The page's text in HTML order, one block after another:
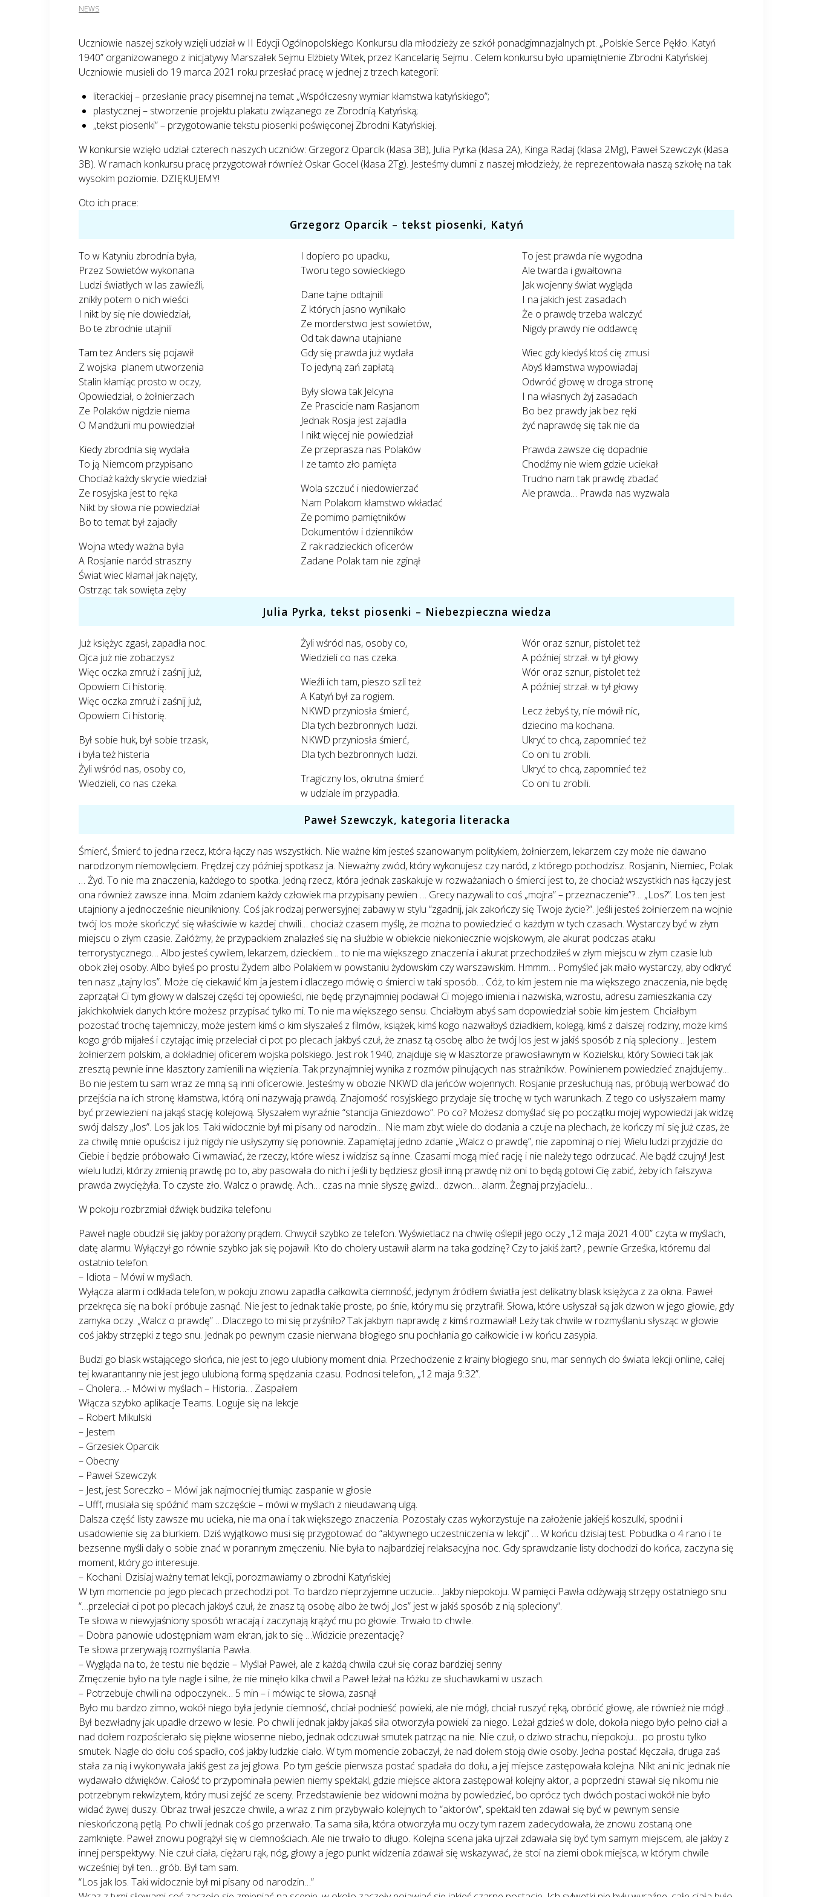
NEWS
Uczniowie naszej szkoły wzięli udział w II Edycji Ogólnopolskiego Konkursu dla młodzieży ze szkół ponadgimnazjalnych pt. „Polskie Serce Pękło. Katyń
1940” organizowanego z inicjatywy Marszałek Sejmu Elżbiety Witek, przez Kancelarię Sejmu . Celem konkursu było upamiętnienie Zbrodni Katyńskiej.
Uczniowie musieli do 19 marca 2021 roku przesłać pracę w jednej z trzech kategorii:
literackiej – przesłanie pracy pisemnej na temat „Współczesny wymiar kłamstwa katyńskiego”;
plastycznej – stworzenie projektu plakatu związanego ze Zbrodnią Katyńską;
„tekst piosenki” – przygotowanie tekstu piosenki poświęconej Zbrodni Katyńskiej.
W konkursie wzięło udział czterech naszych uczniów: Grzegorz Oparcik (klasa 3B), Julia Pyrka (klasa 2A), Kinga Radaj (klasa 2Mg), Paweł Szewczyk (klasa
3B). W ramach konkursu pracę przygotował również Oskar Gocel (klasa 2Tg). Jesteśmy dumni z naszej młodzieży, że reprezentowała naszą szkołę na tak
wysokim poziomie. DZIĘKUJEMY!
Oto ich prace:
Grzegorz Oparcik – tekst piosenki, Katyń
To w Katyniu zbrodnia była,
Przez Sowietów wykonana
Ludzi światłych w las zawieźli,
znikły potem o nich wieści
I nikt by się nie dowiedział,
Bo te zbrodnie utajnili
Tam tez Anders się pojawił
Z wojska planem utworzenia
Stalin kłamiąc prosto w oczy,
Opowiedział, o żołnierzach
Ze Polaków nigdzie niema
O Mandżurii mu powiedział
Kiedy zbrodnia się wydała
To ją Niemcom przypisano
Chociaż każdy skrycie wiedział
Ze rosyjska jest to ręka
Nikt by słowa nie powiedział
Bo to temat był zajadły
Wojna wtedy ważna była
A Rosjanie naród straszny
Świat wiec kłamał jak najęty,
Ostrząc tak sowięta zęby
I dopiero po upadku,
Tworu tego sowieckiego
Dane tajne odtajnili
Z których jasno wynikało
Ze morderstwo jest sowietów,
Od tak dawna utajniane
Gdy się prawda już wydała
To jedyną zań zapłatą
Były słowa tak Jelcyna
Ze Prascicie nam Rasjanom
Jednak Rosja jest zajadła
I nikt więcej nie powiedział
Ze przeprasza nas Polaków
I ze tamto zło pamięta
Wola szczuć i niedowierzać
Nam Polakom kłamstwo wkładać
Ze pomimo pamiętników
Dokumentów i dzienników
Z rak radzieckich oficerów
Zadane Polak tam nie zginął
To jest prawda nie wygodna
Ale twarda i gwałtowna
Jak wojenny świat wygląda
I na jakich jest zasadach
Że o prawdę trzeba walczyć
Nigdy prawdy nie oddawcę
Wiec gdy kiedyś ktoś cię zmusi
Abyś kłamstwa wypowiadaj
Odwróć głowę w droga stronę
I na własnych żyj zasadach
Bo bez prawdy jak bez ręki
żyć naprawdę się tak nie da
Prawda zawsze cię dopadnie
Chodźmy nie wiem gdzie uciekał
Trudno nam tak prawdę zbadać
Ale prawda… Prawda nas wyzwala
Julia Pyrka, tekst piosenki – Niebezpieczna wiedza
Już księżyc zgasł, zapadła noc.
Ojca już nie zobaczysz
Więc oczka zmruż i zaśnij już,
Opowiem Ci historię.
Więc oczka zmruż i zaśnij już,
Opowiem Ci historię.
Był sobie huk, był sobie trzask,
i była też histeria
Żyli wśród nas, osoby co,
Wiedzieli, co nas czeka.
Żyli wśród nas, osoby co,
Wiedzieli co nas czeka.
Wieźli ich tam, pieszo szli też
A Katyń był za rogiem.
NKWD przyniosła śmierć,
Dla tych bezbronnych ludzi.
NKWD przyniosła śmierć,
Dla tych bezbronnych ludzi.
Tragiczny los, okrutna śmierć
w udziale im przypadła.
Wór oraz sznur, pistolet też
A później strzał. w tył głowy
Wór oraz sznur, pistolet też
A później strzał. w tył głowy
Lecz żebyś ty, nie mówił nic,
dziecino ma kochana.
Ukryć to chcą, zapomnieć też
Co oni tu zrobili.
Ukryć to chcą, zapomnieć też
Co oni tu zrobili.
Paweł Szewczyk, kategoria literacka
Śmierć, Śmierć to jedna rzecz, która łączy nas wszystkich. Nie ważne kim jesteś szanowanym politykiem, żołnierzem, lekarzem czy może nie dawano
narodzonym niemowlęciem. Prędzej czy później spotkasz ja. Nieważny zwód, który wykonujesz czy naród, z którego pochodzisz. Rosjanin, Niemiec, Polak
… Żyd. To nie ma znaczenia, każdego to spotka. Jedną rzecz, która jednak zaskakuje w rozważaniach o śmierci jest to, że chociaż wszystkich nas łączy jest
ona również zawsze inna. Moim zdaniem każdy człowiek ma przypisany pewien … Grecy nazywali to coś „mojra” – przeznaczenie”?… „Los?”. Los ten jest
utajniony a jednocześnie nieunikniony. Coś jak rodzaj perwersyjnej zabawy w stylu “zgadnij, jak zakończy się Twoje życie?”. Jeśli jesteś żołnierzem na wojnie
twój los może skończyć się właściwie w każdej chwili… chociaż czasem myślę, że można to powiedzieć o każdym w tych czasach. Wystarczy być w złym
miejscu o złym czasie. Załóżmy, że przypadkiem znalazłeś się na służbie w obiekcie niekoniecznie wojskowym, ale akurat podczas ataku
terrorystycznego… Albo jesteś cywilem, lekarzem, dzieckiem… to nie ma większego znaczenia i akurat przechodziłeś w złym miejscu w złym czasie lub
obok złej osoby. Albo byłeś po prostu Żydem albo Polakiem w powstaniu żydowskim czy warszawskim. Hmmm… Pomyśleć jak mało wystarczy, aby odkryć
ten nasz „tajny los”. Może cię ciekawić kim ja jestem i dlaczego mówię o śmierci w taki sposób… Cóż, to kim jestem nie ma większego znaczenia, nie będę
zaprzątał Ci tym głowy w dalszej części tej opowieści, nie będę przynajmniej podawał Ci mojego imienia i nazwiska, wzrostu, adresu zamieszkania czy
jakichkolwiek danych które możesz przypisać tylko mi. To nie ma większego sensu. Chciałbym abyś sam dopowiedział sobie kim jestem. Chciałbym
pozostać trochę tajemniczy, może jestem kimś o kim słyszałeś z filmów, książek, kimś kogo nazwałbyś dziadkiem, kolegą, kimś z dalszej rodziny, może kimś
kogo grób mijałeś i czytając imię przeleciał ci pot po plecach jakbyś czuł, że znasz tą osobę albo że twój los jest w jakiś sposób z nią spleciony… Jestem
żołnierzem polskim, a dokładniej oficerem wojska polskiego. Jest rok 1940, znajduje się w klasztorze prawosławnym w Kozielsku, który Sowieci tak jak
zresztą pewnie inne klasztory zamienili na więzienia. Tak przynajmniej wynika z rozmów pilnujących nas strażników. Powinienem powiedzieć znajdujemy…
Bo nie jestem tu sam wraz ze mną są inni oficerowie. Jesteśmy w obozie NKWD dla jeńców wojennych. Rosjanie przesłuchują nas, próbują werbować do
przejścia na ich stronę kłamstwa, którą oni nazywają prawdą. Znajomość rosyjskiego przydaje się trochę w tych warunkach. Z tego co usłyszałem mamy
być przewiezieni na jakąś stację kolejową. Słyszałem wyraźnie “stancija Gniezdowo”. Po co? Możesz domyślać się po początku mojej wypowiedzi jak widzę
swój dalszy „los”. Los jak los. Taki widocznie był mi pisany od narodzin… Nie mam zbyt wiele do dodania a czuje na plechach, że kończy mi się już czas, że
za chwilę mnie opuścisz i już nigdy nie usłyszymy się ponownie. Zapamiętaj jedno zdanie „Walcz o prawdę”, nie zapominaj o niej. Wielu ludzi przyjdzie do
Ciebie i będzie próbowało Ci wmawiać, że rzeczy, które wiesz i widzisz są inne. Czasami mogą mieć rację i nie należy tego odrzucać. Ale bądź czujny! Jest
wielu ludzi, którzy zmienią prawdę po to, aby pasowała do nich i jeśli ty będziesz głosił inną prawdę niż oni to będą gotowi Cię zabić, żeby ich fałszywa
prawda zwyciężyła. To czyste zło. Walcz o prawdę. Ach… czas na mnie słyszę gwizd… dzwon… alarm. Żegnaj przyjacielu…
W pokoju rozbrzmiał dźwięk budzika telefonu
Paweł nagle obudził się jakby porażony prądem. Chwycił szybko ze telefon. Wyświetlacz na chwilę oślepił jego oczy „12 maja 2021 4:00” czyta w myślach,
datę alarmu. Wyłączył go równie szybko jak się pojawił. Kto do cholery ustawił alarm na taka godzinę? Czy to jakiś żart? , pewnie Grześka, któremu dal
ostatnio telefon.
– Idiota – Mówi w myślach.
Wyłącza alarm i odkłada telefon, w pokoju znowu zapadła całkowita ciemność, jedynym źródłem światła jest delikatny blask księżyca z za okna. Paweł
przekręca się na bok i próbuje zasnąć. Nie jest to jednak takie proste, po śnie, który mu się przytrafił. Słowa, które usłyszał są jak dzwon w jego głowie, gdy
zamyka oczy. „Walcz o prawdę” …Dlaczego to mi się przyśniło? Tak jakbym naprawdę z kimś rozmawiał! Leży tak chwile w rozmyślaniu słysząc w głowie
coś jakby strzępki z tego snu. Jednak po pewnym czasie nierwana błogiego snu pochłania go całkowicie i w końcu zasypia.
Budzi go blask wstającego słońca, nie jest to jego ulubiony moment dnia. Przechodzenie z krainy błogiego snu, mar sennych do świata lekcji online, całej
tej kwarantanny nie jest jego ulubioną formą spędzania czasu. Podnosi telefon, „12 maja 9:32”.
– Cholera…- Mówi w myślach – Historia… Zaspałem
Włącza szybko aplikacje Teams. Loguje się na lekcje
– Robert Mikulski
– Jestem
– Grzesiek Oparcik
– Obecny
– Paweł Szewczyk
– Jest, jest Soreczko – Mówi jak najmocniej tłumiąc zaspanie w głosie
– Ufff, musiała się spóźnić mam szczęście – mówi w myślach z nieudawaną ulgą.
Dalsza część listy zawsze mu ucieka, nie ma ona i tak większego znaczenia. Pozostały czas wykorzystuje na założenie jakiejś koszulki, spodni i
usadowienie się za biurkiem. Dziś wyjątkowo musi się przygotować do “aktywnego uczestniczenia w lekcji” … W końcu dzisiaj test. Pobudka o 4 rano i te
bezsenne myśli dały o sobie znać w porannym zmęczeniu. Nie była to najbardziej relaksacyjna noc. Gdy sprawdzanie listy dochodzi do końca, zaczyna się
moment, który go interesuje.
– Kochani. Dzisiaj ważny temat lekcji, porozmawiamy o zbrodni Katyńskiej
W tym momencie po jego plecach przechodzi pot. To bardzo nieprzyjemne uczucie… Jakby niepokoju. W pamięci Pawła odżywają strzępy ostatniego snu
“…przeleciał ci pot po plecach jakbyś czuł, że znasz tą osobę albo że twój „los” jest w jakiś sposób z nią spleciony”.
Te słowa w niewyjaśniony sposób wracają i zaczynają krążyć mu po głowie. Trwało to chwile.
– Dobra panowie udostępniam wam ekran, jak to się …Widzicie prezentację?
Te słowa przerywają rozmyślania Pawła.
– Wygląda na to, że testu nie będzie – Myślał Paweł, ale z każdą chwila czuł się coraz bardziej senny
Zmęczenie było na tyle nagle i silne, że nie minęło kilka chwil a Paweł leżał na łóżku ze słuchawkami w uszach.
– Potrzebuje chwili na odpoczynek… 5 min – i mówiąc te słowa, zasnął
Było mu bardzo zimno, wokół niego była jedynie ciemność, chciał podnieść powieki, ale nie mógł, chciał ruszyć ręką, obrócić głowę, ale również nie mógł…
Był bezwładny jak upadłe drzewo w lesie. Po chwili jednak jakby jakaś siła otworzyła powieki za niego. Leżał gdzieś w dole, dokoła niego było pełno ciał a
nad dołem rozpościerało się piękne wiosenne niebo, jednak odczuwał smutek patrząc na nie. Nie czuł, o dziwo strachu, niepokoju… po prostu tylko
smutek. Nagle do dołu coś spadło, coś jakby ludzkie ciało. W tym momencie zobaczył, że nad dołem stoją dwie osoby. Jedna postać klęczała, druga zaś
stała za nią i wykonywała jakiś gest za jej głowa. Po tym geście pierwsza postać spadała do dołu, a jej miejsce zastępowała kolejna. Nikt ani nic jednak nie
wydawało dźwięków. Całość to przypominała pewien niemy spektakl, gdzie miejsce aktora zastępował kolejny aktor, a poprzedni stawał się nikomu nie
potrzebnym rekwizytem, który musi zejść ze sceny. Przedstawienie bez widowni można by powiedzieć, bo oprócz tych dwóch postaci wokół nie było
widać żywej duszy. Obraz trwał jeszcze chwile, a wraz z nim przybywało kolejnych to “aktorów”, spektakl ten zdawał się być w pewnym sensie
nieskończoną pętlą. Po chwili jednak coś go przerwało. Ta sama siła, która otworzyła mu oczy tym razem zadecydowała, że znowu zostaną one
zamknięte. Paweł znowu pogrążył się w ciemnościach. Ale nie trwało to długo. Kolejna scena jaka ujrzał zdawała się być tym samym miejscem, ale jakby z
innej perspektywy. Nie czuł ciała, ciężaru rąk, nóg, głowy a jego punkt widzenia zdawał się wskazywać, że stoi na ziemi obok miejsca, w którym chwile
wcześniej był ten… grób. Był tam sam.
“Los jak los. Taki widocznie był mi pisany od narodzin…”